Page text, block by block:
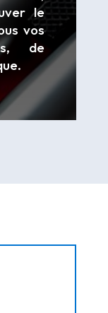
le
vos
de